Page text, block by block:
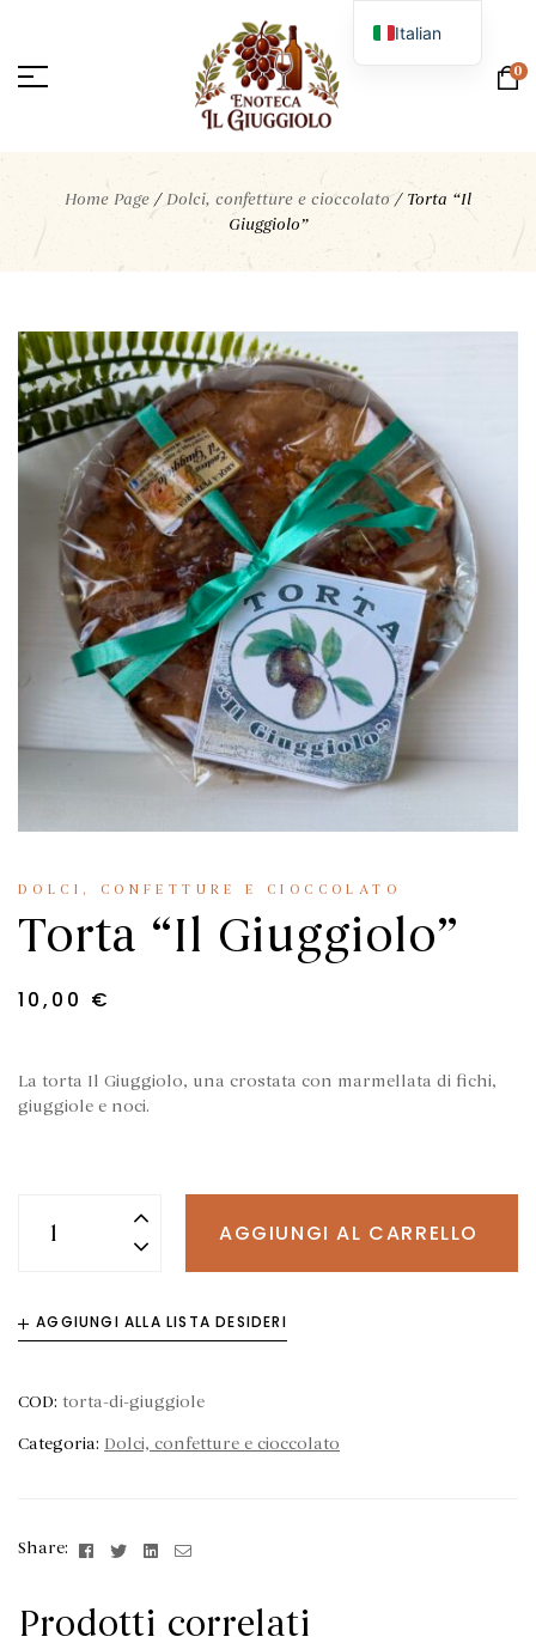
0
Home Page / Dolci, confetture e cioccolato /Torta “Il
Giuggiolo”
DOLCI, CONFETTURE E CIOCCOLATO
Torta “Il Giuggiolo”
10,00 €
La torta Il Giuggiolo, una crostata con marmellata di fichi,
giuggiole e noci.
AGGIUNGI AL CARRELLO
AGGIUNGI ALLA LISTA DESIDERI
COD: torta-di-giuggiole
Categoria: Dolci, confetture e cioccolato
Share: FacebookTwitterLinkedin
Email
Prodotti correlati
Italian